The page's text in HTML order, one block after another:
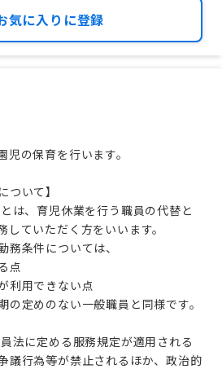
気に入りに登録
の保育を行います。
ついて】
は、育児休業を行う職員の代替と
していただく方をいいます。
条件については、
点
利用できない点
の定めのない一般職員と同様です。
法に定める服務規定が適用される
議行為等が禁止されるほか、政治的